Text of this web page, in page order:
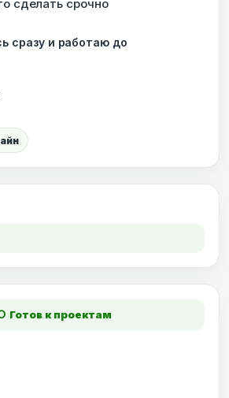
сделать срочно
сразу и работаю до
Готов к проектам